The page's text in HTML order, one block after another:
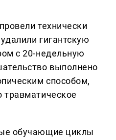
технически
гигантскую
с 20-недельную
выполнено
способом,
травматическое
обучающие циклы